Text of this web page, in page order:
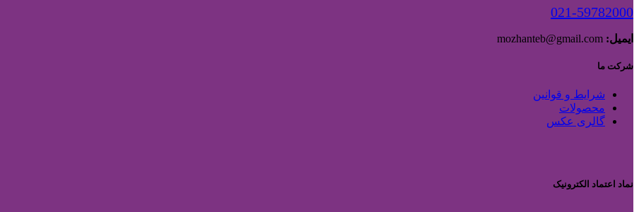
021-59782000
ایمیل:
شرکت ما
شرایط و قوانین
محصولات
گالری عکس
نماد اعتماد الکترونیک